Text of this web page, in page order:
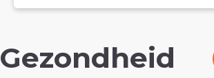
Gezondheid